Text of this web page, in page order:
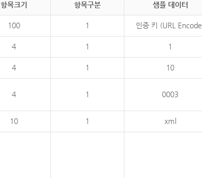
항목크기 항목구분 샘플 데이터
100 1 인증 키 (URL
4 1 1
4 1 10
4 1 0003
10 1 xml